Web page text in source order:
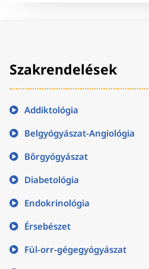
Szakrendelések
Addiktológia
Belgyógyászat-Angiológia
Bőrgyógyászat
Diabetológia
Endokrinológia
Érsebészet
Fül-orr-gégegyógyászat